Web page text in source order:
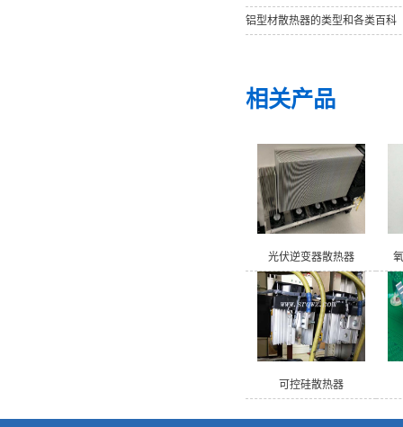
铝型材散热器的类型和各类百科
相关产品
光伏逆变器散热器
可控硅散热器